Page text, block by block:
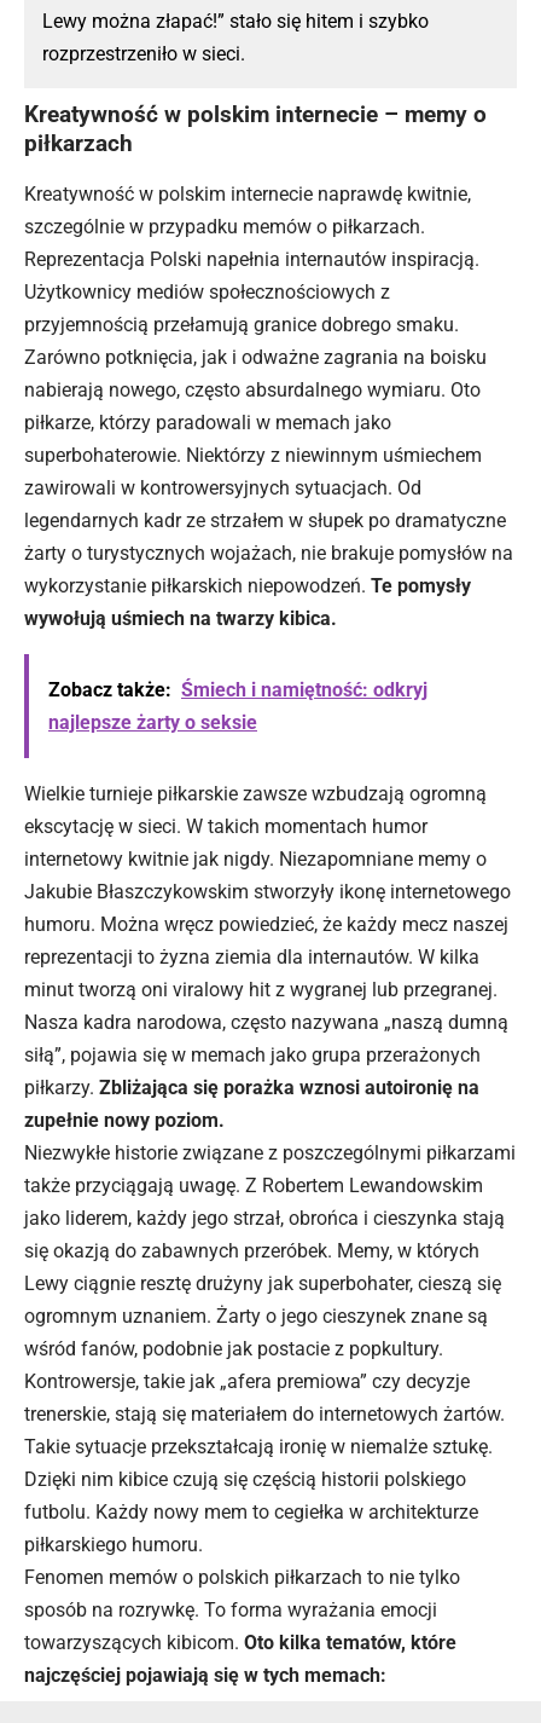
Lewy można złapać!” stało się hitem i szybko
rozprzestrzeniło w sieci.
Kreatywność w polskim internecie – memy o
piłkarzach
Kreatywność w polskim internecie naprawdę kwitnie,
szczególnie w przypadku memów o piłkarzach.
Reprezentacja Polski napełnia internautów inspiracją.
Użytkownicy mediów społecznościowych z
przyjemnością przełamują granice dobrego smaku.
Zarówno potknięcia, jak i odważne zagrania na boisku
nabierają nowego, często absurdalnego wymiaru. Oto
piłkarze, którzy paradowali w memach jako
superbohaterowie. Niektórzy z niewinnym uśmiechem
zawirowali w kontrowersyjnych sytuacjach. Od
legendarnych kadr ze strzałem w słupek po dramatyczne
żarty o turystycznych wojażach, nie brakuje pomysłów na
wykorzystanie piłkarskich niepowodzeń. Te pomysły
wywołują uśmiech na twarzy kibica.
Zobacz także: Śmiech i namiętność: odkryj
najlepsze żarty o seksie
Wielkie turnieje piłkarskie zawsze wzbudzają ogromną
ekscytację w sieci. W takich momentach humor
internetowy kwitnie jak nigdy. Niezapomniane memy o
Jakubie Błaszczykowskim stworzyły ikonę internetowego
humoru. Można wręcz powiedzieć, że każdy mecz naszej
reprezentacji to żyzna ziemia dla internautów. W kilka
minut tworzą oni viralowy hit z wygranej lub przegranej.
Nasza kadra narodowa, często nazywana „naszą dumną
siłą”, pojawia się w memach jako grupa przerażonych
piłkarzy. Zbliżająca się porażka wznosi autoironię na
zupełnie nowy poziom.
Niezwykłe historie związane z poszczególnymi piłkarzami
także przyciągają uwagę. Z Robertem Lewandowskim
jako liderem, każdy jego strzał, obrońca i cieszynka stają
się okazją do zabawnych przeróbek. Memy, w których
Lewy ciągnie resztę drużyny jak superbohater, cieszą się
ogromnym uznaniem. Żarty o jego cieszynek znane są
wśród fanów, podobnie jak postacie z popkultury.
Kontrowersje, takie jak „afera premiowa” czy decyzje
trenerskie, stają się materiałem do internetowych żartów.
Takie sytuacje przekształcają ironię w niemalże sztukę.
Dzięki nim kibice czują się częścią historii polskiego
futbolu. Każdy nowy mem to cegiełka w architekturze
piłkarskiego humoru.
Fenomen memów o polskich piłkarzach to nie tylko
sposób na rozrywkę. To forma wyrażania emocji
towarzyszących kibicom. Oto kilka tematów, które
najczęściej pojawiają się w tych memach: